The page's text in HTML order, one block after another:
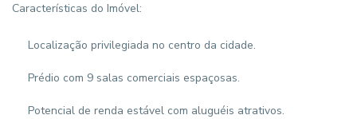
Características do Imóvel:
Localização privilegiada no centro da cidade.
Prédio com 9 salas comerciais espaçosas.
Potencial de renda estável com aluguéis atrativos.